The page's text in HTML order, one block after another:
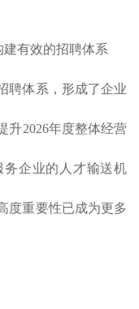
聘体系，形成了企业
升2026年度整体经营
务企业的人才输送机
度重要性已成为更多